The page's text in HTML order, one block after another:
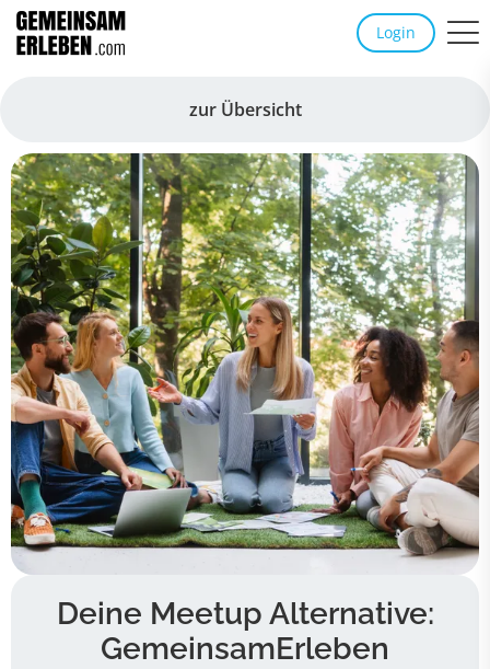
Login
zur Übersicht
Deine Meetup Alternative:
GemeinsamErleben